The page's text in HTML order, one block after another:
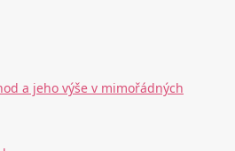
a jeho výše v mimořádných